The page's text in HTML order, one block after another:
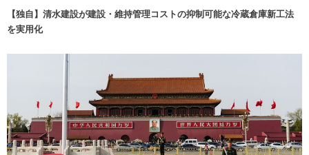
【独自】清水建設が建設・維持管理コストの抑制可能な冷蔵倉庫新工法
を実用化